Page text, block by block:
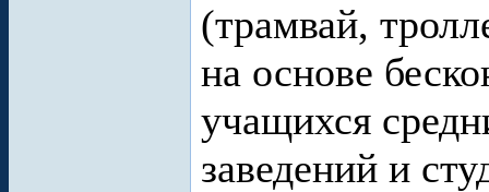
(трамвай,
на основе
учащихся
заведений и